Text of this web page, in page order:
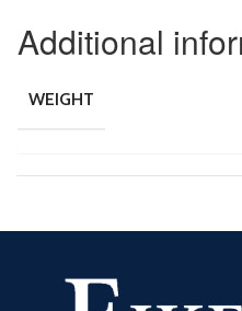
Additional
WEIGHT